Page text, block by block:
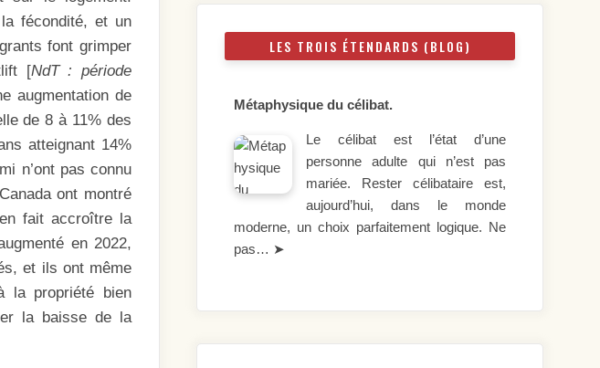
fécondité, et un
font grimper
[NdT : période
augmentation de
de 8 à 11% des
atteignant 14%
n’ont pas connu
ont montré
fait accroître la
en 2022,
et ils ont même
la propriété bien
la baisse de la
LES TROIS ÉTENDARDS (BLOG)
Métaphysique du célibat.
Le célibat est l’état d’une
personne adulte qui n’est pas
mariée. Rester célibataire est,
aujourd’hui, dans le monde
moderne, un choix parfaitement logique. Ne
pas… ➤